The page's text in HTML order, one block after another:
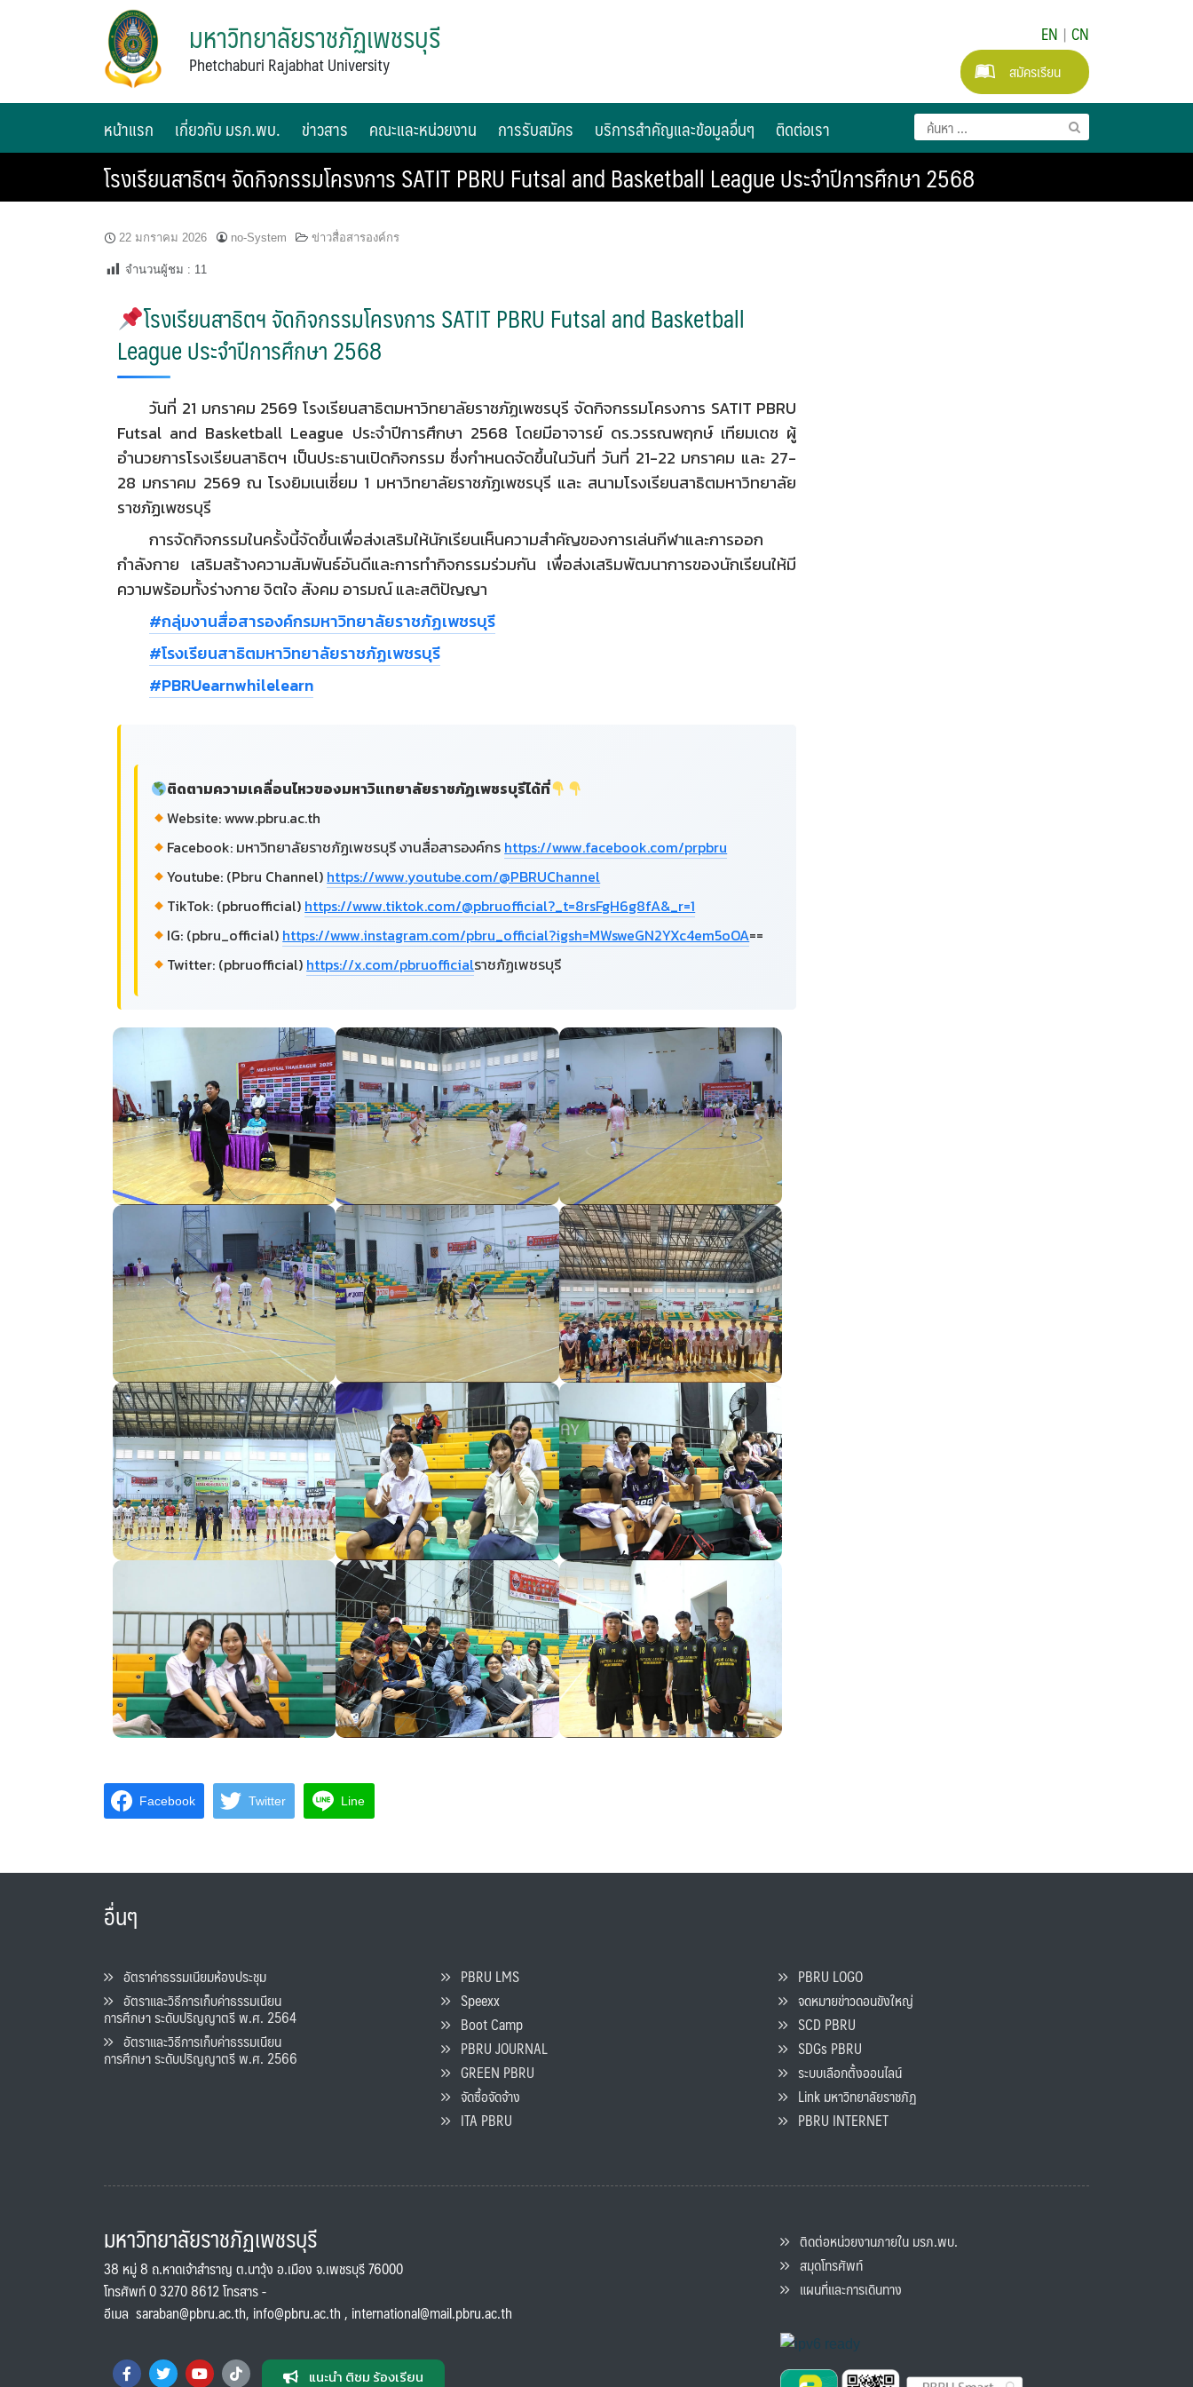
มหาวิทยาลัยราชภัฏเพชรบุรี
Phetchaburi Rajabhat University
EN | CN
สมัครเรียน
หน้าแรก เกี่ยวกับ มรภ.พบ. ข่าวสาร คณะและหน่วยงาน การรับสมัคร บริการสำคัญและข้อมูลอื่นๆ ติดต่อเรา
โรงเรียนสาธิตฯ จัดกิจกรรมโครงการ SATIT PBRU Futsal and Basketball League ประจำปีการศึกษา 2568
22 มกราคม 2026 no-System ข่าวสื่อสารองค์กร
จำนวนผู้ชม : 11
โรงเรียนสาธิตฯ จัดกิจกรรมโครงการ SATIT PBRU Futsal and Basketball
League ประจำปีการศึกษา 2568
วันที่ 21 มกราคม 2569 โรงเรียนสาธิตมหาวิทยาลัยราชภัฏเพชรบุรี จัดกิจกรรมโครงการ SATIT PBRU
Futsal and Basketball League ประจำปีการศึกษา 2568 โดยมีอาจารย์ ดร.วรรณพฤกษ์ เทียมเดช ผู้
อำนวยการโรงเรียนสาธิตฯ เป็นประธานเปิดกิจกรรม ซึ่งกำหนดจัดขึ้นในวันที่ วันที่ 21-22 มกราคม และ 27-
28 มกราคม 2569 ณ โรงยิมเนเซี่ยม 1 มหาวิทยาลัยราชภัฏเพชรบุรี และ สนามโรงเรียนสาธิตมหาวิทยาลัย
ราชภัฏเพชรบุรี
การจัดกิจกรรมในครั้งนี้จัดขึ้นเพื่อส่งเสริมให้นักเรียนเห็นความสำคัญของการเล่นกีฬาและการออก
กำลังกาย เสริมสร้างความสัมพันธ์อันดีและการทำกิจกรรมร่วมกัน เพื่อส่งเสริมพัฒนาการของนักเรียนให้มี
ความพร้อมทั้งร่างกาย จิตใจ สังคม อารมณ์ และสติปัญญา
#กลุ่มงานสื่อสารองค์กรมหาวิทยาลัยราชภัฏเพชรบุรี
#โรงเรียนสาธิตมหาวิทยาลัยราชภัฏเพชรบุรี
#PBRUearnwhilelearn
ติดตามความเคลื่อนไหวของมหาวิแทยาลัยราชภัฏเพชรบุรีได้ที่
Website: www.pbru.ac.th
Facebook: มหาวิทยาลัยราชภัฏเพชรบุรี งานสื่อสารองค์กร https://www.facebook.com/prpbru
Youtube: (Pbru Channel) https://www.youtube.com/@PBRUChannel
TikTok: (pbruofficial) https://www.tiktok.com/@pbruofficial?_t=8rsFgH6g8fA&_r=1
IG: (pbru_official) https://www.instagram.com/pbru_official?igsh=MWsweGN2YXc4em5oOA==
Twitter: (pbruofficial) https://x.com/pbruofficialราชภัฏเพชรบุรี
Facebook Twitter Line
อื่นๆ
อัตราค่าธรรมเนียมห้องประชุม
อัตราและวิธีการเก็บค่าธรรมเนียน
การศึกษา ระดับปริญญาตรี พ.ศ. 2564
อัตราและวิธีการเก็บค่าธรรมเนียน
การศึกษา ระดับปริญญาตรี พ.ศ. 2566
PBRU LMS
Speexx
Boot Camp
PBRU JOURNAL
GREEN PBRU
จัดซื้อจัดจ้าง
ITA PBRU
PBRU LOGO
จดหมายข่าวดอนขังใหญ่
SCD PBRU
SDGs PBRU
ระบบเลือกตั้งออนไลน์
Link มหาวิทยาลัยราชภัฏ
PBRU INTERNET
มหาวิทยาลัยราชภัฏเพชรบุรี
38 หมู่ 8 ถ.หาดเจ้าสำราญ ต.นาวุ้ง อ.เมือง จ.เพชรบุรี 76000
โทรศัพท์ 0 3270 8612 โทรสาร -
อีเมล saraban@pbru.ac.th, info@pbru.ac.th, international@mail.pbru.ac.th
แนะนำ ติชม ร้องเรียน
ติดต่อหน่วยงานภายใน มรภ.พบ.
สมุดโทรศัพท์
แผนที่และการเดินทาง